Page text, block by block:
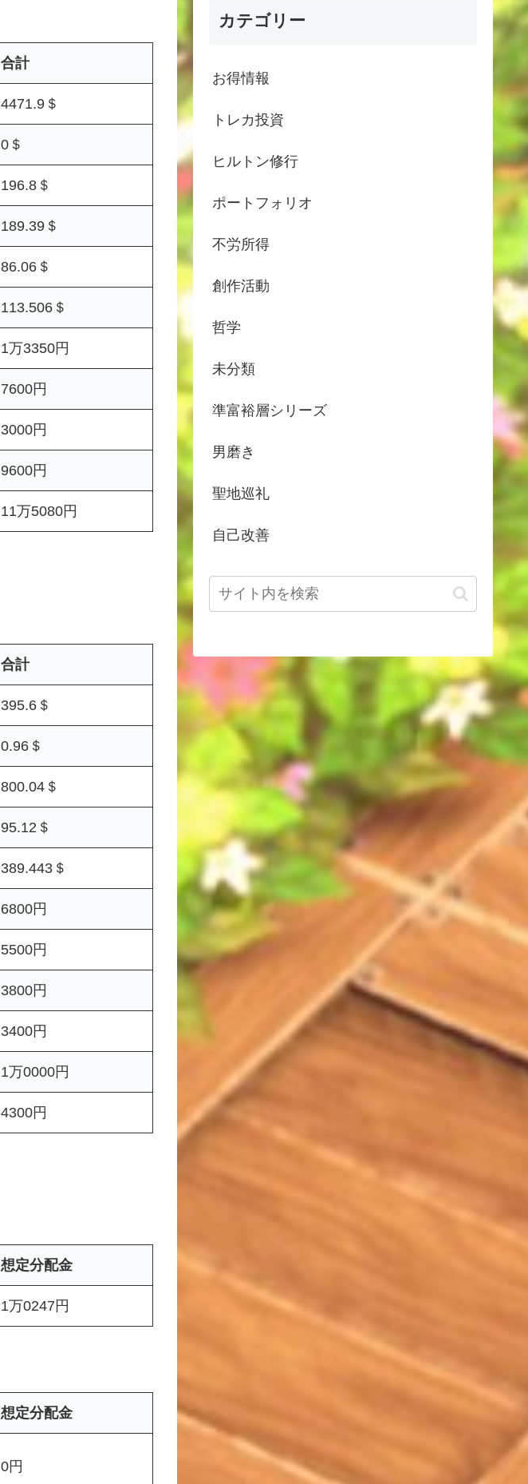
合計
4471.9＄
0＄
196.8＄
189.39＄
86.06＄
113.506＄
1万3350円
7600円
3000円
9600円
11万5080円
合計
395.6＄
0.96＄
800.04＄
95.12＄
389.443＄
6800円
5500円
3800円
3400円
1万0000円
4300円
想定分配金
1万0247円
想定分配金
0円
カテゴリー
お得情報
トレカ投資
ヒルトン修行
ポートフォリオ
不労所得
創作活動
哲学
未分類
準富裕層シリーズ
男磨き
聖地巡礼
自己改善